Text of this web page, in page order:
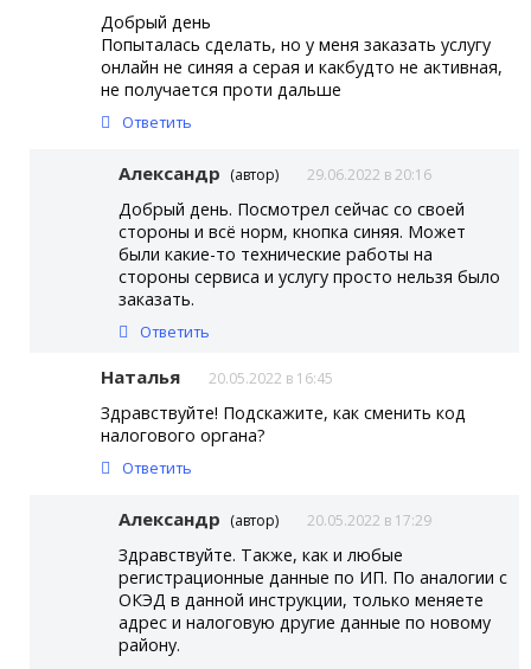
Добрый день
Попыталась сделать, но у меня заказать услугу
онлайн не синяя а серая и какөбудто не активная,
не получается проти дальше
Ответить
Александр (автор) 29.06.2022 в 20:16
Добрый день. Посмотрел сейчас со своей
стороны и всё норм, кнопка синяя. Может
были какие-то технические работы на
стороны сервиса и услугу просто нельзя было
заказать.
Ответить
Наталья 20.05.2022 в 16:45
Здравствуйте! Подскажите, как сменить код
налогового органа?
Ответить
Александр (автор) 20.05.2022 в 17:29
Здравствуйте. Также, как и любые
регистрационные данные по ИП. По аналогии с
ОКЭД в данной инструкции, только меняете
адрес и налоговую другие данные по новому
району.